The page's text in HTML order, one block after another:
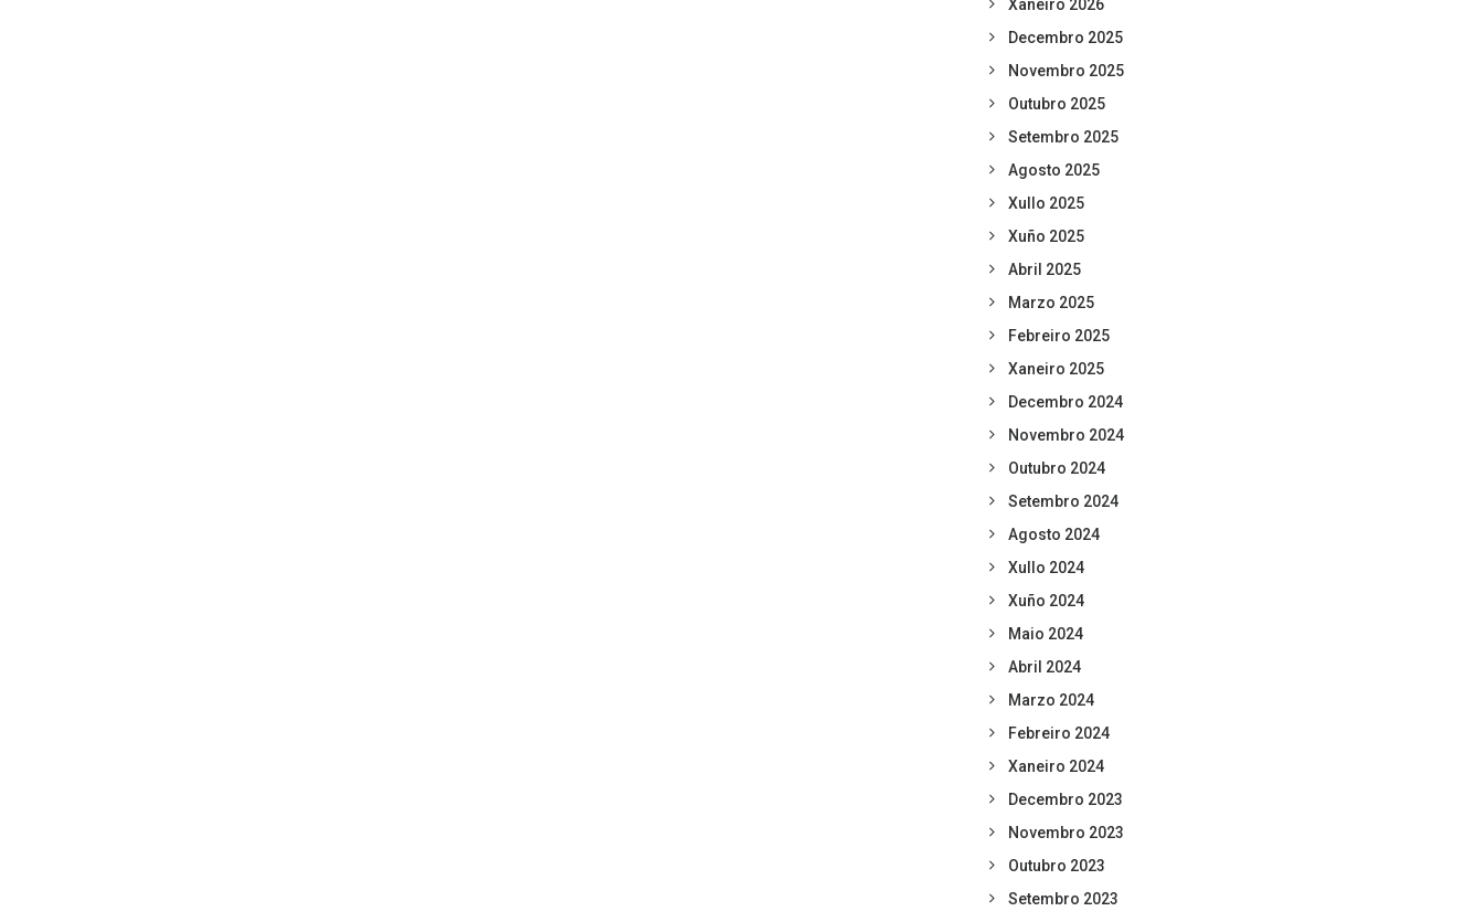
Xaneiro 2026
Decembro 2025
Novembro 2025
Outubro 2025
Setembro 2025
Agosto 2025
Xullo 2025
Xuño 2025
Abril 2025
Marzo 2025
Febreiro 2025
Xaneiro 2025
Decembro 2024
Novembro 2024
Outubro 2024
Setembro 2024
Agosto 2024
Xullo 2024
Xuño 2024
Maio 2024
Abril 2024
Marzo 2024
Febreiro 2024
Xaneiro 2024
Decembro 2023
Novembro 2023
Outubro 2023
Setembro 2023